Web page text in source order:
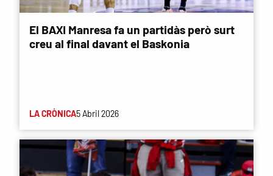
El BAXI Manresa fa un partidàs però surt
creu al final davant el Baskonia
LA CRÒNICA5 Abril 2026